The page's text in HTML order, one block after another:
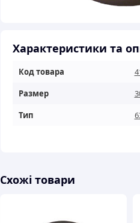
Характеристики та
Код товара
Размер
Тип
Схожі товари